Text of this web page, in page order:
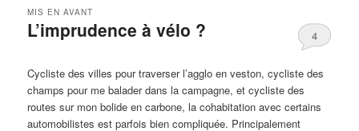
L’imprudence à vélo ?
MIS EN AVANT
4
Cycliste des villes pour traverser l’agglo en veston, cycliste des
champs pour me balader dans la campagne, et cycliste des
routes sur mon bolide en carbone, la cohabitation avec certains
automobilistes est parfois bien compliquée. Principalement